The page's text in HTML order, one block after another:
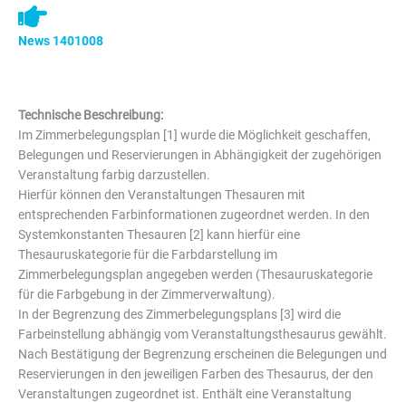
News 1401008
Technische Beschreibung:
Im Zimmerbelegungsplan [1] wurde die Möglichkeit geschaffen,
Belegungen und Reservierungen in Abhängigkeit der zugehörigen
Veranstaltung farbig darzustellen.
Hierfür können den Veranstaltungen Thesauren mit
entsprechenden Farbinformationen zugeordnet werden. In den
Systemkonstanten Thesauren [2] kann hierfür eine
Thesauruskategorie für die Farbdarstellung im
Zimmerbelegungsplan angegeben werden (Thesauruskategorie
für die Farbgebung in der Zimmerverwaltung).
In der Begrenzung des Zimmerbelegungsplans [3] wird die
Farbeinstellung abhängig vom Veranstaltungsthesaurus gewählt.
Nach Bestätigung der Begrenzung erscheinen die Belegungen und
Reservierungen in den jeweiligen Farben des Thesaurus, der den
Veranstaltungen zugeordnet ist. Enthält eine Veranstaltung